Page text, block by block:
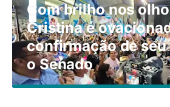
Com brilho nos
Cristina é
confirmação de seu
o Senado